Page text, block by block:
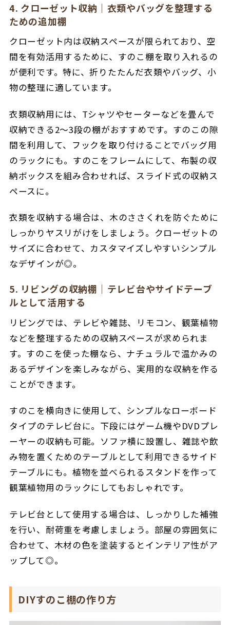
4. クローゼット収納｜衣類やバッグを整理する
ための追加棚
クローゼット内は収納スペースが限られており、空
間を有効活用するために、すのこ棚を取り入れるの
が便利です。特に、折りたたんだ衣類やバッグ、小
物の整理に適しています。
衣類収納用には、Tシャツやセーターなどを畳んで
収納できる2～3段の棚がおすすめです。すのこの隙
間を利用して、フックを取り付けることでバッグ用
のラックにも。すのこをフレームにして、布製の収
納ボックスを組み合わせれば、スライド式の収納ス
ペースに。
衣類を収納する場合は、木のささくれを防ぐために
しっかりヤスリがけをしましょう。 クローゼットの
サイズに合わせて、カスタマイズしやすいシンプル
なデザインが◎。
5. リビングの収納棚｜テレビ台やサイドテーブ
ルとして活用する
リビングでは、テレビや雑誌、リモコン、観葉植物
などを整理するための収納スペースが求められま
す。すのこを使った棚なら、ナチュラルで温かみの
あるデザインを楽しみながら、実用的な収納を作る
ことができます。
すのこを横向きに使用して、シンプルなローボード
タイプのテレビ台に。下段にはゲーム機やDVDプレ
ーヤーの収納も可能。ソファ横に設置し、雑誌や飲
み物を置くためのテーブルとして利用できるサイド
テーブルにも。植物を並べられるスタンドを作って
観葉植物用のラックにしてもおしゃれです。
テレビ台として使用する場合は、しっかりした補強
を行い、耐荷重を考慮しましょう。 部屋の雰囲気に
合わせて、木材の色を塗装するとインテリア性がア
ップして◎。
DIYすのこ棚の作り方